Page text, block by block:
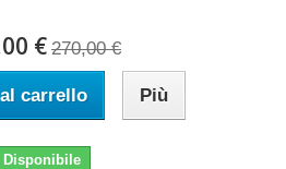
€ 270,00 €
carrello Più
Disponibile